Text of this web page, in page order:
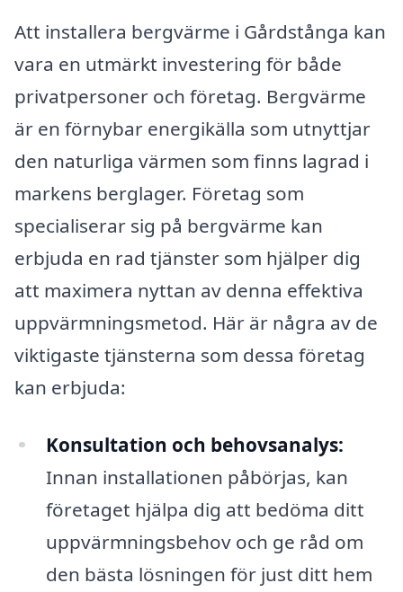
Att installera bergvärme i Gårdstånga kan
vara en utmärkt investering för både
privatpersoner och företag. Bergvärme
är en förnybar energikälla som utnyttjar
den naturliga värmen som finns lagrad i
markens berglager. Företag som
specialiserar sig på bergvärme kan
erbjuda en rad tjänster som hjälper dig
att maximera nyttan av denna effektiva
uppvärmningsmetod. Här är några av de
viktigaste tjänsterna som dessa företag
kan erbjuda:
Konsultation och behovsanalys:
Innan installationen påbörjas, kan
företaget hjälpa dig att bedöma ditt
uppvärmningsbehov och ge råd om
den bästa lösningen för just ditt hem